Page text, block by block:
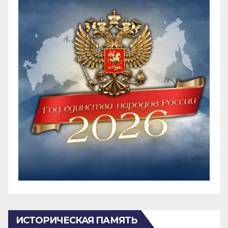
ИСТОРИЧЕСКАЯ ПАМЯТЬ